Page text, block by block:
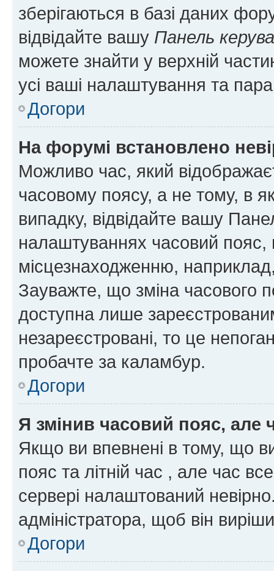
зберігаються в базі даних
відвідайте вашу Панель
можете знайти у верхній
усі ваші налаштування та
Догори
На форумі встановлено
Можливо час, який
часовому поясу, а не тому, в
випадку, відвідайте вашу
налаштуваннях часовий пояс,
місцезнаходженню,
Зауважте, що зміна часового
доступна лише
незареєстровані, то це
пробачте за каламбур.
Догори
Я змінив часовий пояс, але
Якщо ви впевнені в тому, що
пояс та літній час , але час
сервері налаштований
адміністратора, щоб він
Догори